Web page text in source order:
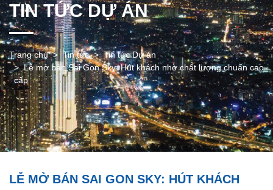
TIN TỨC DỰ ÁN
Trang chủ Tin tức
Tin tức Dự án
Lễ mở bán Sai Gon Sky: Hút khách nhờ chất lượng chuẩn cao
cấp
LỄ MỞ BÁN SAI GON SKY: HÚT KHÁCH